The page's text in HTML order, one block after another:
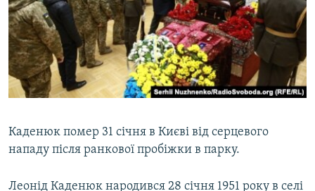
Каденюк помер 31 січня в Києві від серцевого
нападу після ранкової пробіжки в парку.
Леонід Каденюк народився 28 січня 1951 року в селі